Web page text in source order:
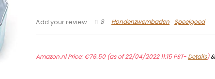
Add your review 8 Hondenzwembaden Speelgoed
Amazon.nl Price:€76.50(as of 22/04/2022 11:15 PST- Details)&